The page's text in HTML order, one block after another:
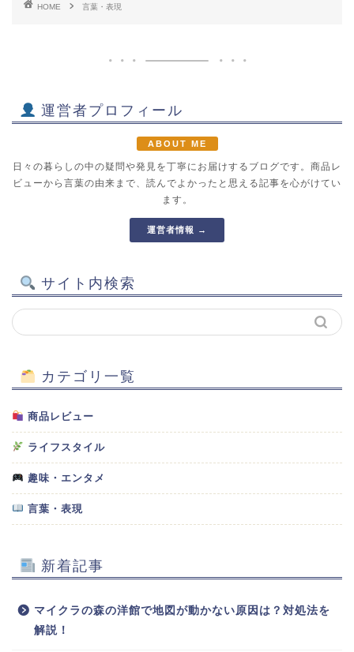
HOME 言葉・表現
運営者プロフィール
ABOUT ME
日々の暮らしの中の疑問や発見を丁寧にお届けするブログです。商品レ
ビューから言葉の由来まで、読んでよかったと思える記事を心がけてい
ます。
運営者情報 →
サイト内検索
カテゴリ一覧
商品レビュー
ライフスタイル
趣味・エンタメ
言葉・表現
新着記事
マイクラの森の洋館で地図が動かない原因は？対処法を
解説！